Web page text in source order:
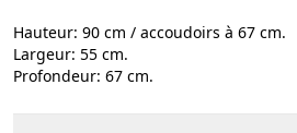
Hauteur: 90 cm / accoudoirs à 67 cm.
Largeur: 55 cm.
Profondeur: 67 cm.